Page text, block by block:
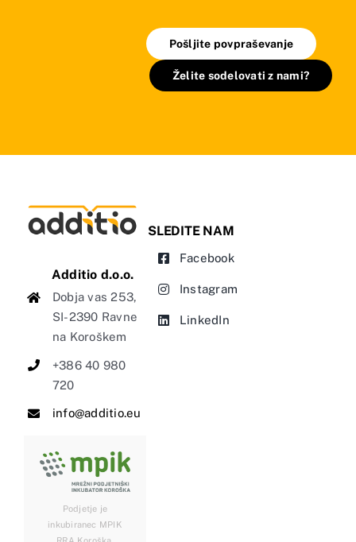
Pošljite povpraševanje
Želite sodelovati z nami?
Additio d.o.o.
Dobja vas 253,
SI-2390 Ravne
na Koroškem
+386 40 980
720
info@additio.eu
SLEDITE NAM
Facebook
Instagram
LinkedIn
Podjetje je
inkubiranec MPIK